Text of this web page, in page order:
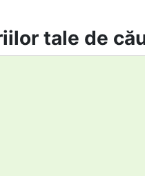
tale de